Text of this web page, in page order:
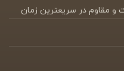
و مقاوم در سریعترین زمان